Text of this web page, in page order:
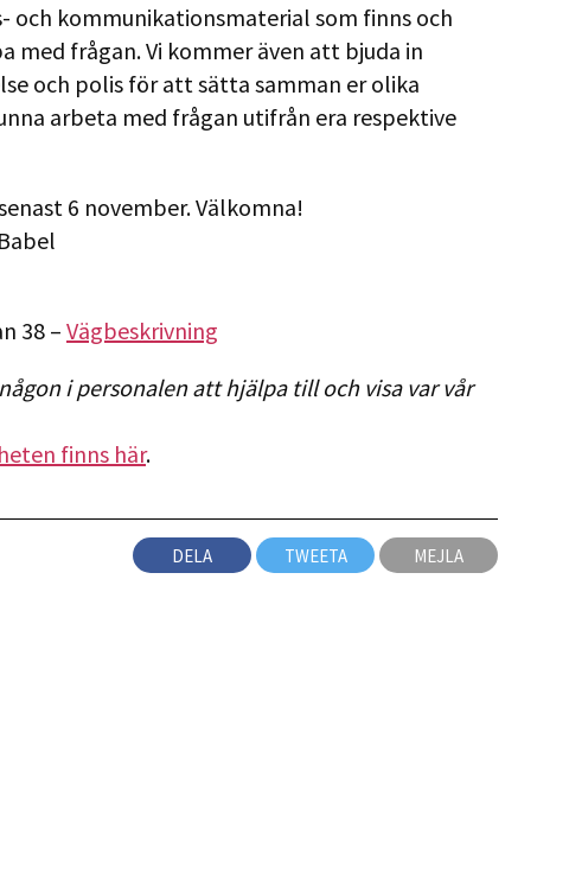
och kommunikationsmaterial som finns och
med frågan. Vi kommer även att bjuda in
och polis för att sätta samman er olika
arbeta med frågan utifrån era respektive
6 november. Välkomna!
38 – Vägbeskrivning
i personalen att hjälpa till och visa var vår
finns här.
DELA TWEETA MEJLA